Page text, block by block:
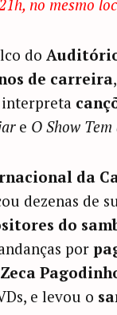
no mesmo
do
de carreira
e O Show
da
dezenas de
do
por
Zeca
e levou o